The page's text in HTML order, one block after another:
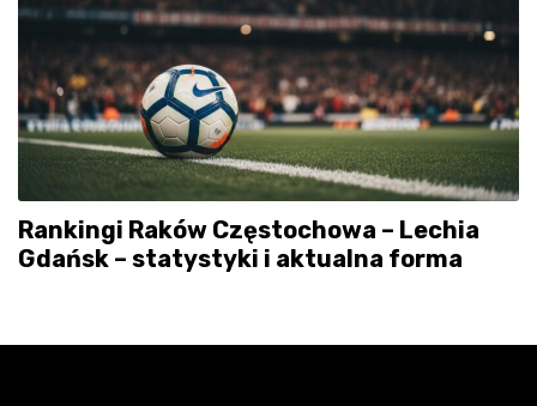
Rankingi Raków Częstochowa – Lechia
Gdańsk – statystyki i aktualna forma